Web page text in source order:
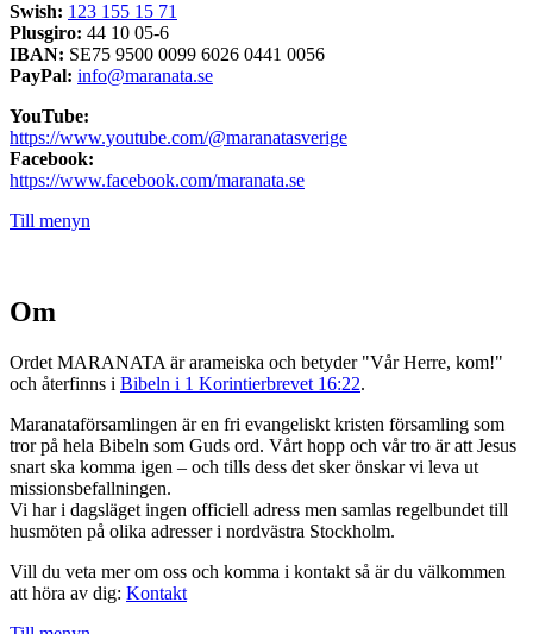
Swish: 123 155 15 71
Plusgiro: 44 10 05-6
IBAN: SE75 9500 0099 6026 0441 0056
PayPal: info@maranata.se
YouTube:
https://www.youtube.com/@maranatasverige
Facebook:
https://www.facebook.com/maranata.se
Till menyn
Om
Ordet MARANATA är arameiska och betyder "Vår Herre, kom!"
och återfinns i Bibeln i 1 Korintierbrevet 16:22.
Maranataförsamlingen är en fri evangeliskt kristen församling som
tror på hela Bibeln som Guds ord. Vårt hopp och vår tro är att Jesus
snart ska komma igen – och tills dess det sker önskar vi leva ut
missionsbefallningen.
Vi har i dagsläget ingen officiell adress men samlas regelbundet till
husmöten på olika adresser i nordvästra Stockholm.
Vill du veta mer om oss och komma i kontakt så är du välkommen
att höra av dig: Kontakt